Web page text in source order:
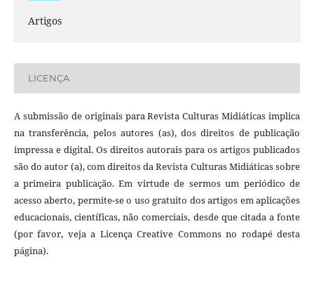
Artigos
LICENÇA
A submissão de originais para Revista Culturas Midiáticas implica
na transferência, pelos autores (as), dos direitos de publicação
impressa e digital. Os direitos autorais para os artigos publicados
são do autor (a), com direitos da Revista Culturas Midiáticas sobre
a primeira publicação. Em virtude de sermos um periódico de
acesso aberto, permite-se o uso gratuito dos artigos em aplicações
educacionais, científicas, não comerciais, desde que citada a fonte
(por favor, veja a Licença Creative Commons no rodapé desta
página).